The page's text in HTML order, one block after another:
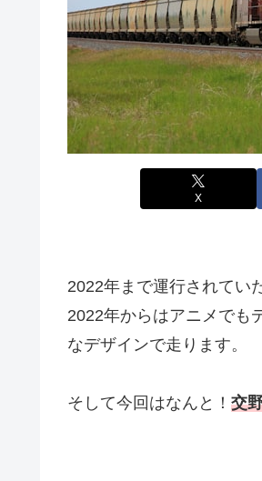
X
2022年まで運行されてい
2022年からはアニメでも
なデザインで走ります。
そして今回はなんと！ 交